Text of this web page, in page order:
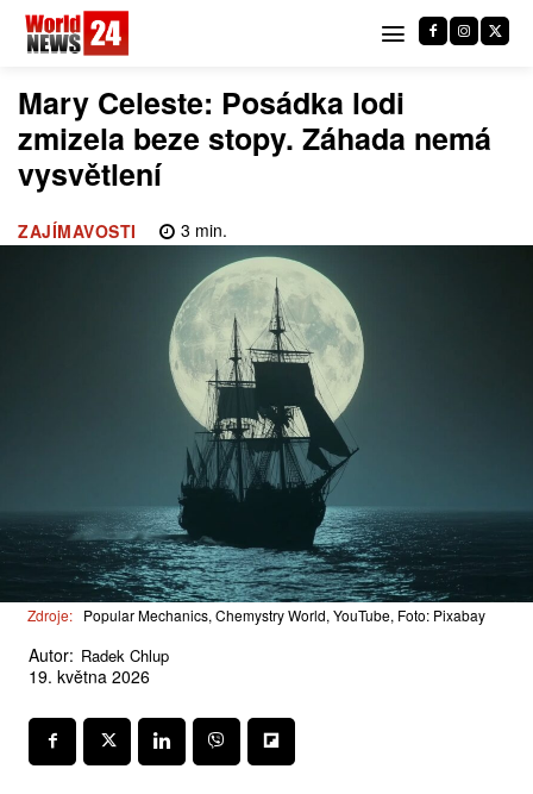
Mary Celeste: Posádka lodi
zmizela beze stopy. Záhada nemá
vysvětlení
ZAJÍMAVOSTI 3 min.
Zdroje: Popular Mechanics, Chemystry World, YouTube, Foto: Pixabay
Autor: Radek Chlup
19. května 2026